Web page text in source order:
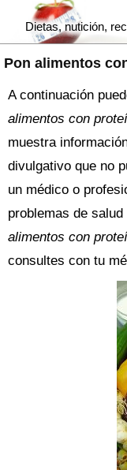
Pon alimentos
Dietas, nutición,
A continuación
alimentos con
muestra
divulgativo que no
un médico o
problemas de
alimentos con
consultes con tu